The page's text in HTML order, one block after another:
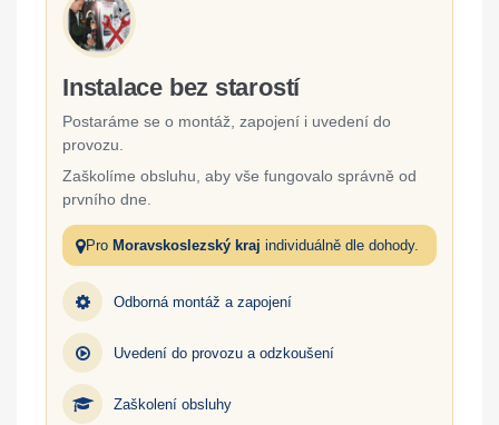
Instalace bez starostí
Postaráme se o montáž, zapojení i uvedení do
provozu.
Zaškolíme obsluhu, aby vše fungovalo správně od
prvního dne.
Pro Moravskoslezský kraj individuálně dle dohody.
Odborná montáž a zapojení
Uvedení do provozu a odzkoušení
Zaškolení obsluhy